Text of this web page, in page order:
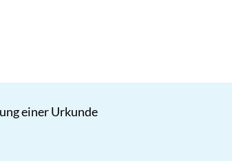
einer Urkunde